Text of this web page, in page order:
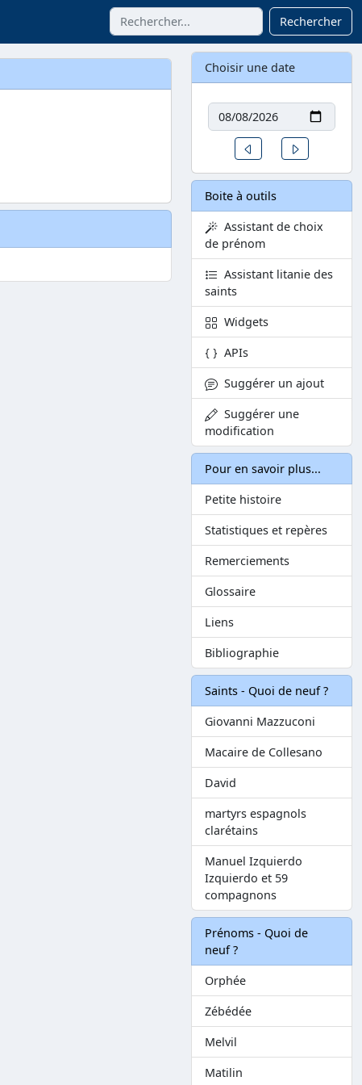
Rechercher
Choisir une date
Date
Un jour avant
Boite à outils
Assistant de choix
de prénom
Assistant litanie des
saints
Widgets
APIs
Suggérer un ajout
Suggérer une
modification
Pour en savoir plus...
Petite histoire
Statistiques et repères
Remerciements
Glossaire
Liens
Bibliographie
Saints - Quoi de neuf ?
Giovanni Mazzuconi
Macaire de Collesano
David
martyrs espagnols
clarétains
Manuel Izquierdo
Izquierdo et 59
compagnons
Prénoms - Quoi de
neuf ?
Orphée
Zébédée
Melvil
Matilin